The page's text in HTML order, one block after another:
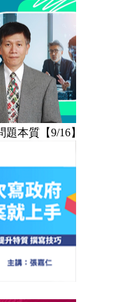
本質【9/16】